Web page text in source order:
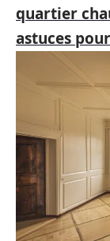
quartier
astuces